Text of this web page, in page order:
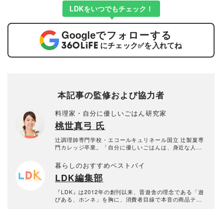
LDKをいつでもチェック！
Googleでフォローする
にチェック✅を入れてね
本記事の監修および協力者
料理家・自分に優しいごはん研究家
桃世真弓 氏
辻調理師専門学校・エコールキュリネール国立 辻製菓専
門カレッジ卒業。「自分に優しいごはんは、身近な人を
どほどに丁寧な暮らし」を軸として、身近な食材で無理
なくおいしい、毎日食べたい家庭料理を提案している。
雑誌・テレビ出演のほか、様々な商品に関するレシピを
提供するなど、幅広く活躍中。
暮らしのおすすめベストバイ
LDK編集部
『LDK』は2012年の創刊以来、晋遊舎の理念である「遊
びある、ホンネ」を胸に、消費者目線で本音の商品テス